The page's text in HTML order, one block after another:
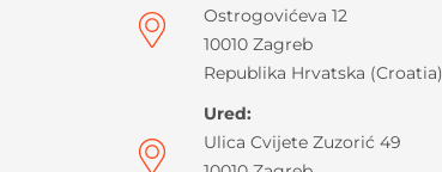
Ostrogovićeva 12
10010 Zagreb
Republika Hrvatska (Croatia)
Ured:
Ulica Cvijete Zuzorić 49